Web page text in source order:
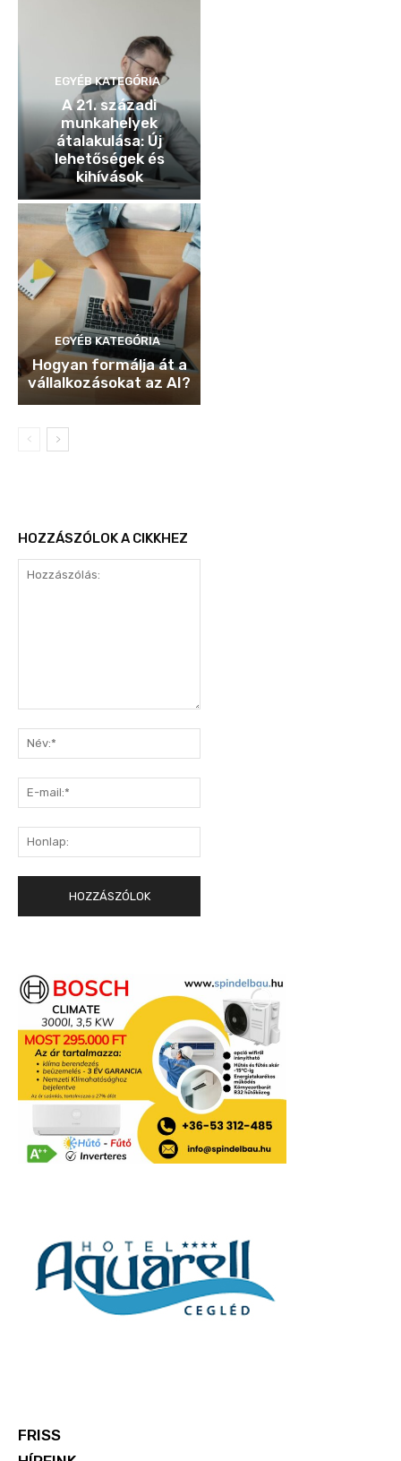
EGYÉB KATEGÓRIA
A 21. századi
munkahelyek
átalakulása: Új
lehetőségek és
kihívások
EGYÉB KATEGÓRIA
Hogyan formálja át a
vállalkozásokat az AI?
HOZZÁSZÓLOK A CIKKHEZ
mail:*
FRISS